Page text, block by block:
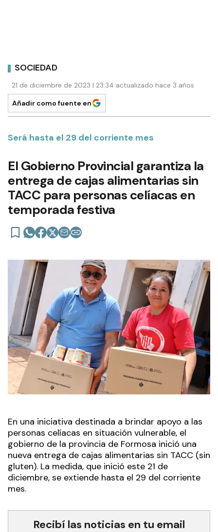
SOCIEDAD
21 de diciembre de 2023 | 23:34 actualizado hace 3 años
Añadir como fuente en
Será hasta el 29 del corriente mes
El Gobierno Provincial garantiza la
entrega de cajas alimentarias sin
TACC para personas celíacas en
temporada festiva
En una iniciativa destinada a brindar apoyo a las
personas celíacas en situación vulnerable, el
gobierno de la provincia de Formosa inició una
nueva entrega de cajas alimentarias sin TACC (sin
gluten). La medida, que inició este 21 de
diciembre, se extiende hasta el 29 del corriente
mes.
Recibí las noticias en tu email